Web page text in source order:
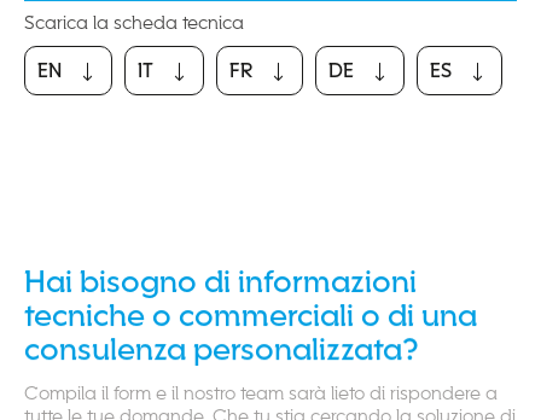
Scarica la scheda tecnica
EN
EN
IT
IT
FR
FR
DE
DE
ES
ES
Hai bisogno di informazioni
tecniche o commerciali o di una
consulenza personalizzata?
Compila il form e il nostro team sarà lieto di rispondere a